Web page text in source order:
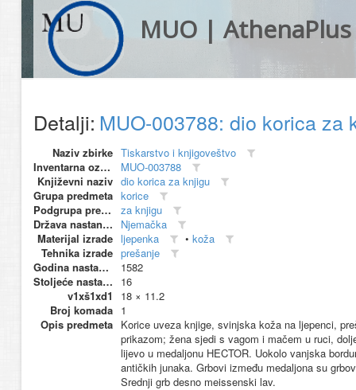
MUO | AthenaPlus
Detalji: MUO-003788: dio korica za
Naziv zbirke Tiskarstvo i knjigoveštvo
Inventarna oznaka
MUO-003788
Književni naziv dio korica za knjigu
Grupa predmeta korice
Podgrupa predmeta
za knjigu
Država nastanka
Njemačka
Materijal izrade ljepenka • koža
Tehnika izrade prešanje
Godina nastanka
1582
Stoljeće nastanka
16
v1xš1xd1
18 × 11.2
Broj komada 1
Opis predmeta Korice uveza knjige, svinjska koža na ljepenci,
prikazom; žena sjedi s vagom i mačem u ruci,
lijevo u medaljonu HECTOR. Uokolo vanjska
antičkih junaka. Grbovi između medaljona su
Srednji grb desno meissenski lav.